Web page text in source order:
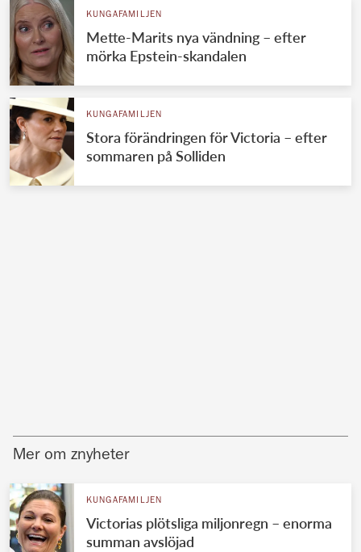
KUNGAFAMILJEN
Mette-Marits nya vändning – efter
mörka Epstein-skandalen
KUNGAFAMILJEN
Stora förändringen för Victoria – efter
sommaren på Solliden
Mer om znyheter
KUNGAFAMILJEN
Victorias plötsliga miljonregn – enorma
summan avslöjad